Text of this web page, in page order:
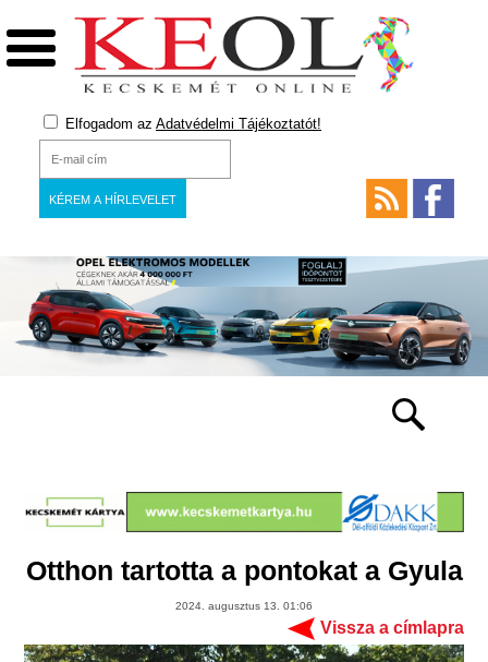
Elfogadom az Adatvédelmi Tájékoztatót!
Otthon tartotta a pontokat a Gyula
2024. augusztus 13. 01:06
Vissza a címlapra